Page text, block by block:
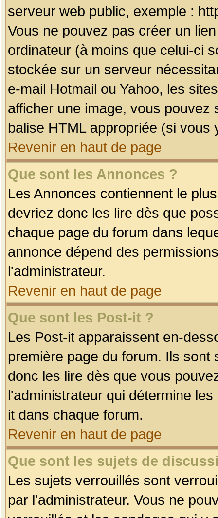
serveur web public, exemple :
Vous ne pouvez pas créer un
ordinateur (à moins que celui-ci
stockée sur un serveur
e-mail Hotmail ou Yahoo, les
afficher une image, vous pouvez
balise HTML appropriée (si vous
Revenir en haut de page
Que sont les Annonces ?
Les Annonces contiennent le
devriez donc les lire dès que
chaque page du forum dans
annonce dépend des
l'administrateur.
Revenir en haut de page
Que sont les Post-it ?
Les Post-it apparaissent en-
première page du forum. Ils
donc les lire dès que vous
l'administrateur qui détermine
it dans chaque forum.
Revenir en haut de page
Que sont les sujets de
Les sujets verrouillés sont
par l'administrateur. Vous ne